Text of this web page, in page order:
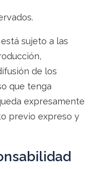
sujeto a las
de los
que tenga
expresamente
previo expreso y